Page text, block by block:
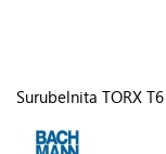
Surubelnita TORX T6